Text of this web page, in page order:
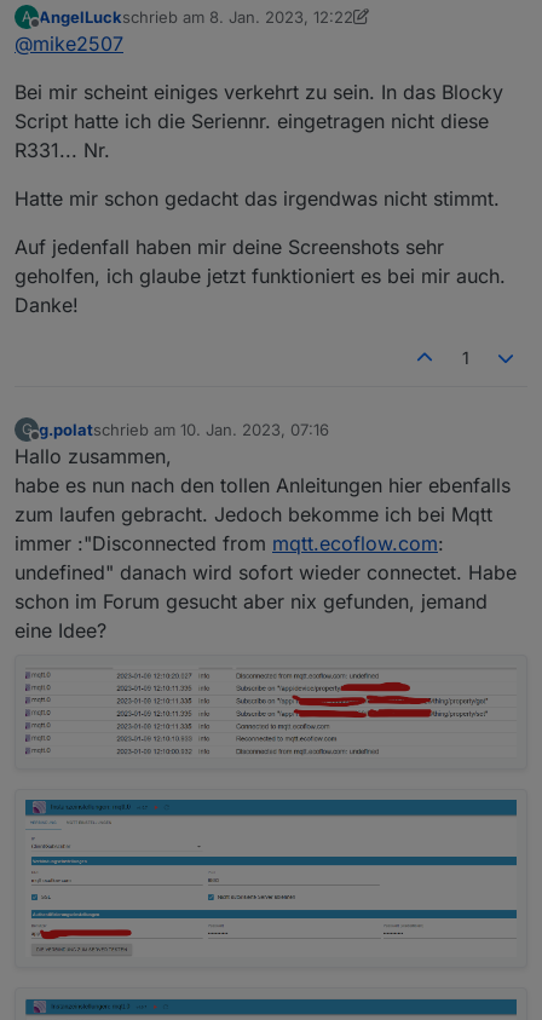
Patern geändert. Hatte nicht verstanden das da
was rein muss.
Das Blocky Script läuft ja schon bei mir. Sonst
einer Variablen gespeichert. Das ist irgendwie
Kannst du mal zeigen wie das bei dir jetzt
aussieht im Iobroker also den Teil mit meinem
damit er dir dort alle Datenpunkte automatisch
A
Offline
AngelLuckschrieb am 8. Jan. 2023, 12:22
zuletzt editiert von AngelLuck1. Aug. 2023, 13:23
@mike2507
Bei mir scheint einiges verkehrt zu sein. In das Blocky
Script hatte ich die Seriennr. eingetragen nicht diese
R331... Nr.
Hatte mir schon gedacht das irgendwas nicht stimmt.
Auf jedenfall haben mir deine Screenshots sehr
geholfen, ich glaube jetzt funktioniert es bei mir auch.
Danke!
1
G
Offline
g.polatschrieb am 10. Jan. 2023, 07:16
zuletzt editiert von
Hallo zusammen,
habe es nun nach den tollen Anleitungen hier ebenfalls
zum laufen gebracht. Jedoch bekomme ich bei Mqtt
immer :"Disconnected from mqtt.ecoflow.com:
undefined" danach wird sofort wieder connectet. Habe
schon im Forum gesucht aber nix gefunden, jemand
eine Idee?